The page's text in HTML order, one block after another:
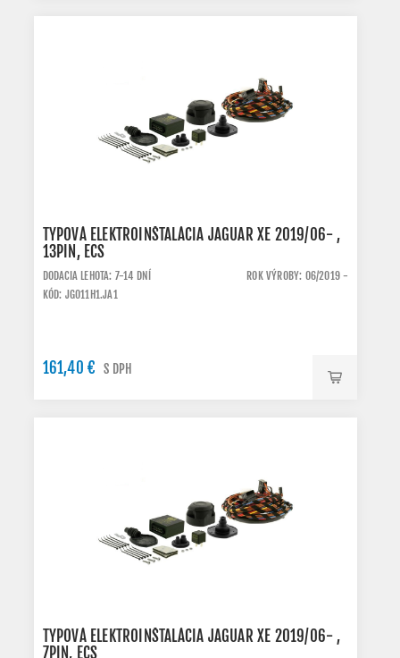
TYPOVÁ ELEKTROINŠTALÁCIA JAGUAR XE 2019/06- ,
13PIN, ECS
DODACIA LEHOTA: 7-14 DNÍ
ROK VÝROBY: 06/2019 -
KÓD: JG011H1.JA1
161,40 € S DPH
TYPOVÁ ELEKTROINŠTALÁCIA JAGUAR XE 2019/06- ,
7PIN, ECS